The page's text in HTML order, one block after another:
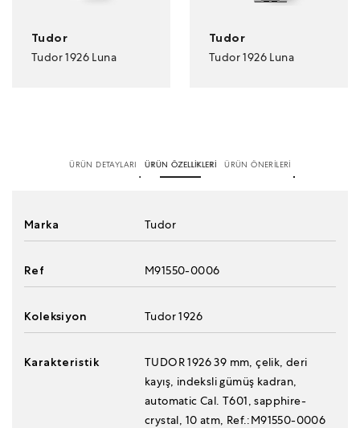
Tudor
Tudor 1926 Luna
Tudor
Tudor 1926 Luna
ÜRÜN DETAYLARI ÜRÜN ÖZELLİKLERİ ÜRÜN ÖNERİLERİ
Marka Tudor
Ref M91550-0006
Koleksiyon Tudor 1926
Karakteristik
TUDOR 1926 39 mm, çelik, deri
kayış, indeksli gümüş kadran,
automatic Cal. T601, sapphire-
crystal, 10 atm, Ref.:M91550-0006